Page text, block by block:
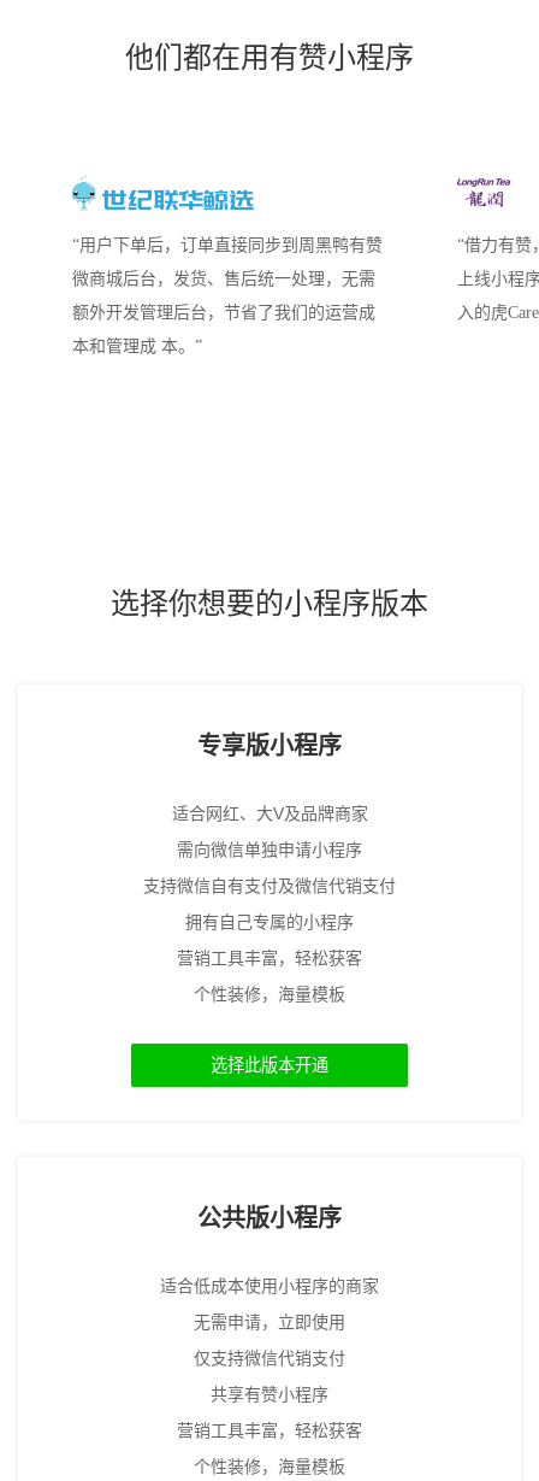
他们都在用有赞小程序
“用户下单后，订单直接同步到周黑鸭有赞
微商城后台，发货、售后统一处理，无需
额外开发管理后台，节省了我们的运营成
本和管理成 本。”
“借力有赞
上线小程
入的虎
选择你想要的小程序版本
专享版小程序
适合网红、大V及品牌商家
需向微信单独申请小程序
支持微信自有支付及微信代销支付
拥有自己专属的小程序
营销工具丰富，轻松获客
个性装修，海量模板
选择此版本开通
公共版小程序
适合低成本使用小程序的商家
无需申请，立即使用
仅支持微信代销支付
共享有赞小程序
营销工具丰富，轻松获客
个性装修，海量模板